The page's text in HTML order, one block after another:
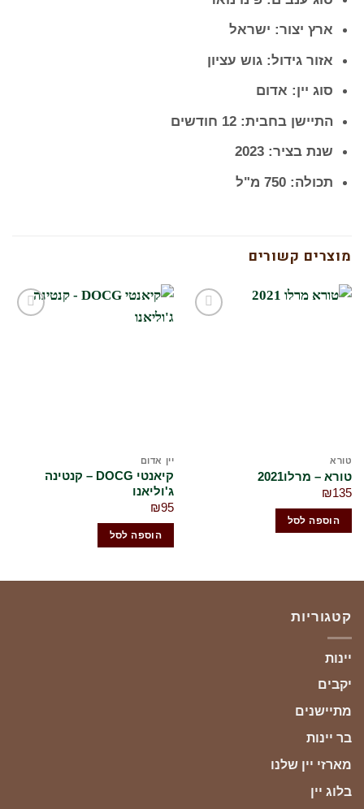
ארץ יצור:ישראל
אזור גידול:גוש עציון
סוג יין:אדום
התיישן בחבית:12 חודשים
שנת בציר:2023
תכולה:750 מ"ל
מוצרים קשורים
טורא
טורא – מרלו2021
₪135
הוספה לסל
יין אדום
קיאנטי DOCG – קנטינה
ג'וליאנו
₪95
הוספה לסל
קטגוריות
יינות
יקבים
מתיישנים
בר יינות
מארזי יין שלנו
בלוג יין